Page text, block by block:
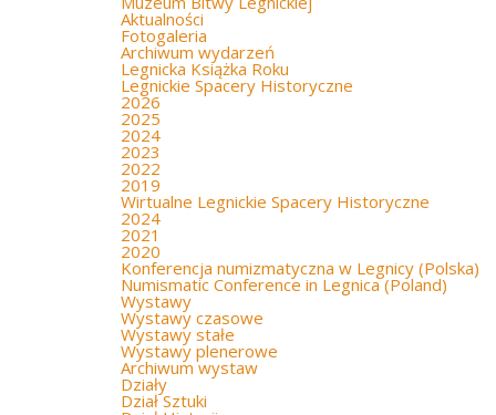
Aktualności
Fotogaleria
Archiwum wydarzeń
Legnicka Książka Roku
Legnickie Spacery Historyczne
2026
2025
2024
2023
2022
2019
Wirtualne Legnickie Spacery Historyczne
2024
2021
2020
Konferencja numizmatyczna w Legnicy (Polska)
Numismatic Conference in Legnica (Poland)
Wystawy
Wystawy czasowe
Wystawy stałe
Wystawy plenerowe
Archiwum wystaw
Działy
Dział Sztuki